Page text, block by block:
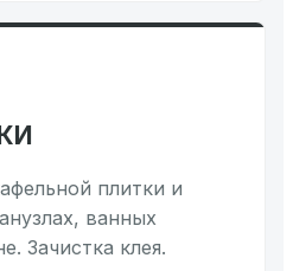
плитки и
ванных
Зачистка клея.